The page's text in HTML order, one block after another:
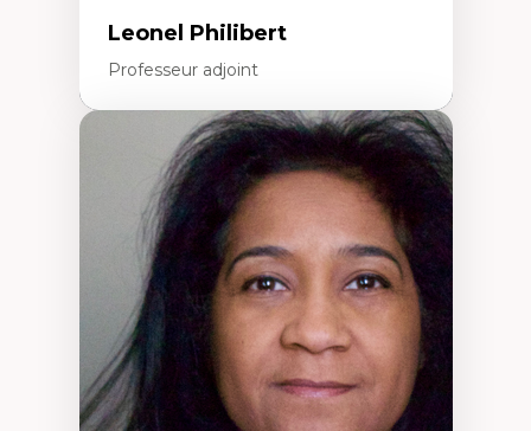
Leonel Philibert
Professeur adjoint
Expertises
Santé mondiale
Femme en contexte de pauvreté
Innovation
Participation citoyenne
Inégalités sociales santé
Migration
Santé de la reproduction
Développement durable